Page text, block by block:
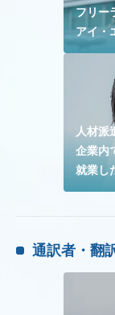
フリー
アイ・
人材派
企業内
就業し
通訳者・翻